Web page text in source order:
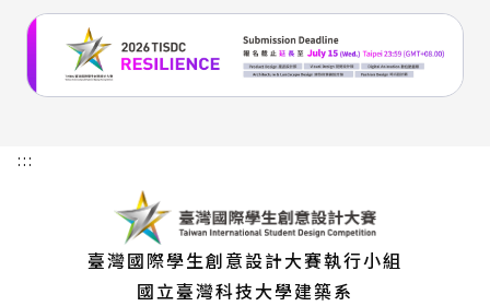
連
:::
臺灣國際學生創意設計大賽執行小組
國立臺灣科技大學建築系